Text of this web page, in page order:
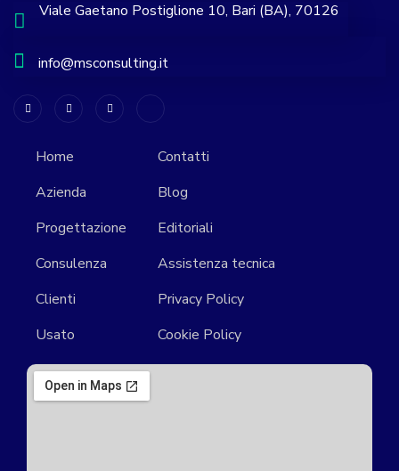
Viale Gaetano Postiglione 10, Bari (BA), 70126
info@msconsulting.it
Home
Azienda
Progettazione
Consulenza
Clienti
Usato
Contatti
Blog
Editoriali
Assistenza tecnica
Privacy Policy
Cookie Policy